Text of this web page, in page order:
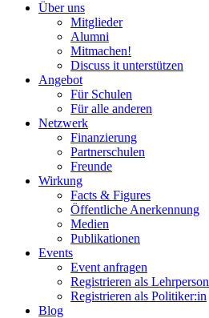
Über uns
Mitglieder
Alumni
Mitmachen!
Discuss it unterstützen
Angebot
Für Schulen
Für alle anderen
Netzwerk
Finanzierung
Partnerschulen
Freunde
Wirkung
Facts & Figures
Öffentliche Anerkennung
Medien
Publikationen
Events
Event anfragen
Registrieren als Lehrperson
Registrieren als Politiker:in
Blog